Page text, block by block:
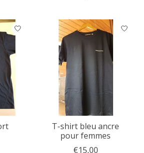
T-shirt bleu ancre
pour femmes
€15,00